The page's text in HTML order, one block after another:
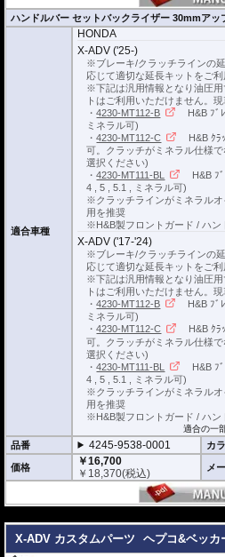
ハンドルバー セットバックライザー 30mmアッ
適合車種
HONDA
X-ADV ('25-)
※ブレーキ/クラッチラインの
応じて適切な延長キットをご
※下記は汎用情報となり油圧
トはご利用いただけません。
・4230-MT112-B
H&B ﾌﾞﾚ
ミネラル可)
・4230-MT112-C
H&B ｸﾗ
可。クラッチがミネラル仕様
選択ください)
・4230-MT111-BL
H&B ﾌﾞ
4 , 5 , 5.1 , ミネラル可)
※クラッチラインがミネラル
用を推奨
※H&B製フロントガード / ハン
X-ADV ('17-'24)
※ブレーキ/クラッチラインの
応じて適切な延長キットをご
※下記は汎用情報となり油圧
トはご利用いただけません。
・4230-MT112-B
H&B ﾌﾞﾚ
ミネラル可)
・4230-MT112-C
H&B ｸﾗ
可。クラッチがミネラル仕様
選択ください)
・4230-MT111-BL
H&B ﾌﾞ
4 , 5 , 5.1 , ミネラル可)
※クラッチラインがミネラル
用を推奨
※H&B製フロントガード / ハン
適合の一
品番 4245-9538-0001 カ
価格
￥16,700
￥ 18,370(税込) メ
X-ADV カスタムパーツ ヘプコ&ベッカ